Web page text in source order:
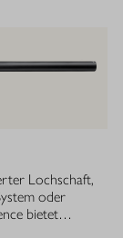
Lochschaft,
oder
bietet